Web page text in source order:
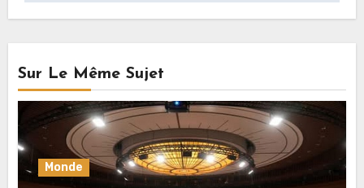
Sur Le Même Sujet
Monde